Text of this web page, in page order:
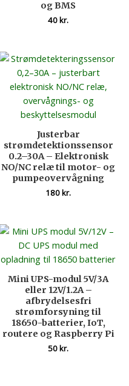
og BMS
40kr.
Justerbar
strømdetektionssensor
0.2–30A – Elektronisk
NO/NC relæ til motor- og
pumpeovervågning
180kr.
Mini UPS-modul 5V/3A
eller 12V/1.2A –
afbrydelsesfri
strømforsyning til
18650-batterier, IoT,
routere og Raspberry Pi
50kr.